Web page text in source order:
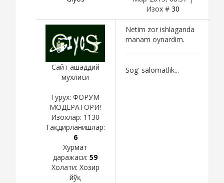
Изох # 30
Сайт ашаддий
мухлиси
Гурух: ФОРУМ
МОДЕРАТОРИ!
Изохлар: 1130
Тақдирланишлар:
6
Хурмат
даражаси: 59
Холати: Хозир
йўқ
Netim zor ishlaganda
manam oynardim.
Sog' salomatlik...